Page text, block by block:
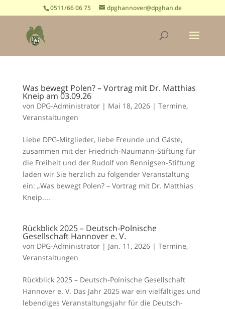
0511/66 06 75 dpghannover@dpghan.de
Was bewegt Polen? – Vortrag mit Dr. Matthias
Kneip am 03.09.26
von DPG-Administrator| Mai 18, 2026| Termine,
Veranstaltungen
Liebe DPG-Mitglieder, liebe Freunde und Gäste,
zusammen mit der Friedrich-Naumann-Stiftung für
die Freiheit und der Rudolf von Bennigsen-Stiftung
laden wir Sie herzlich zu folgender Veranstaltung
ein: „Was bewegt Polen? – Vortrag mit Dr. Matthias
Kneip....
Rückblick 2025 – Deutsch-Polnische
Gesellschaft Hannover e. V.
von DPG-Administrator| Jan. 11, 2026| Termine,
Veranstaltungen
Rückblick 2025 – Deutsch-Polnische Gesellschaft
Hannover e. V. Das Jahr 2025 war ein vielfältiges und
lebendiges Veranstaltungsjahr für die Deutsch-